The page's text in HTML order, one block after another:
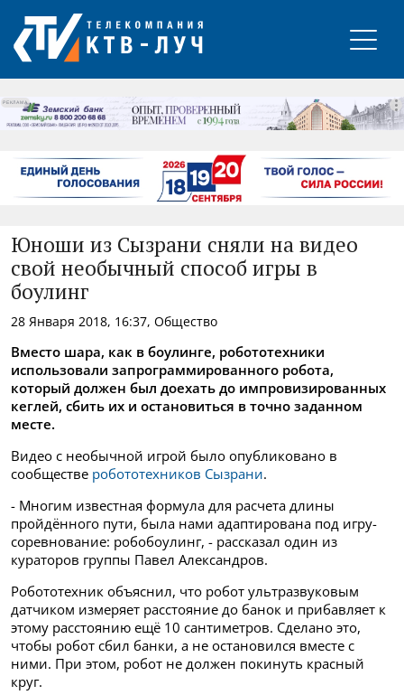
РЕКЛАМА
Юноши из Сызрани сняли на видео
свой необычный способ игры в
боулинг
28 Января 2018, 16:37, Общество
Вместо шара, как в боулинге, робототехники
использовали запрограммированного робота,
который должен был доехать до импровизированных
кеглей, сбить их и остановиться в точно заданном
месте.
Видео с необычной игрой было опубликовано в
сообществе робототехников Сызрани.
- Многим известная формула для расчета длины
пройдённого пути, была нами адаптирована под игру-
соревнование: робобоулинг, - рассказал один из
кураторов группы Павел Александров.
Робототехник объяснил, что робот ультразвуковым
датчиком измеряет расстояние до банок и прибавляет к
этому расстоянию ещё 10 сантиметров. Сделано это,
чтобы робот сбил банки, а не остановился вместе с
ними. При этом, робот не должен покинуть красный
круг.